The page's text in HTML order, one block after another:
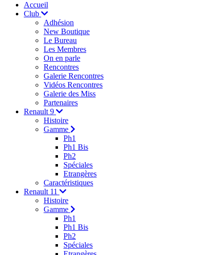
Accueil
Club
Adhésion
New Boutique
Le Bureau
Les Membres
On en parle
Rencontres
Galerie Rencontres
Vidéos Rencontres
Galerie des Miss
Partenaires
Renault 9
Histoire
Gamme
Ph1
Ph1 Bis
Ph2
Spéciales
Etrangères
Caractéristiques
Renault 11
Histoire
Gamme
Ph1
Ph1 Bis
Ph2
Spéciales